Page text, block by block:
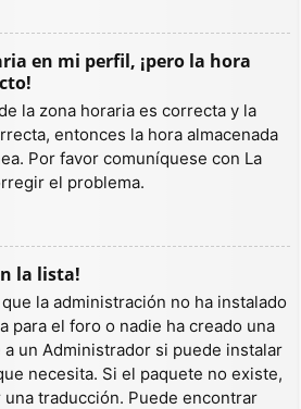
en mi perfil, ¡pero la hora
la zona horaria es correcta y la
entonces la hora almacenada
Por favor comuníquese con La
el problema.
la lista!
la administración no ha instalado
para el foro o nadie ha creado una
un Administrador si puede instalar
necesita. Si el paquete no existe,
traducción. Puede encontrar